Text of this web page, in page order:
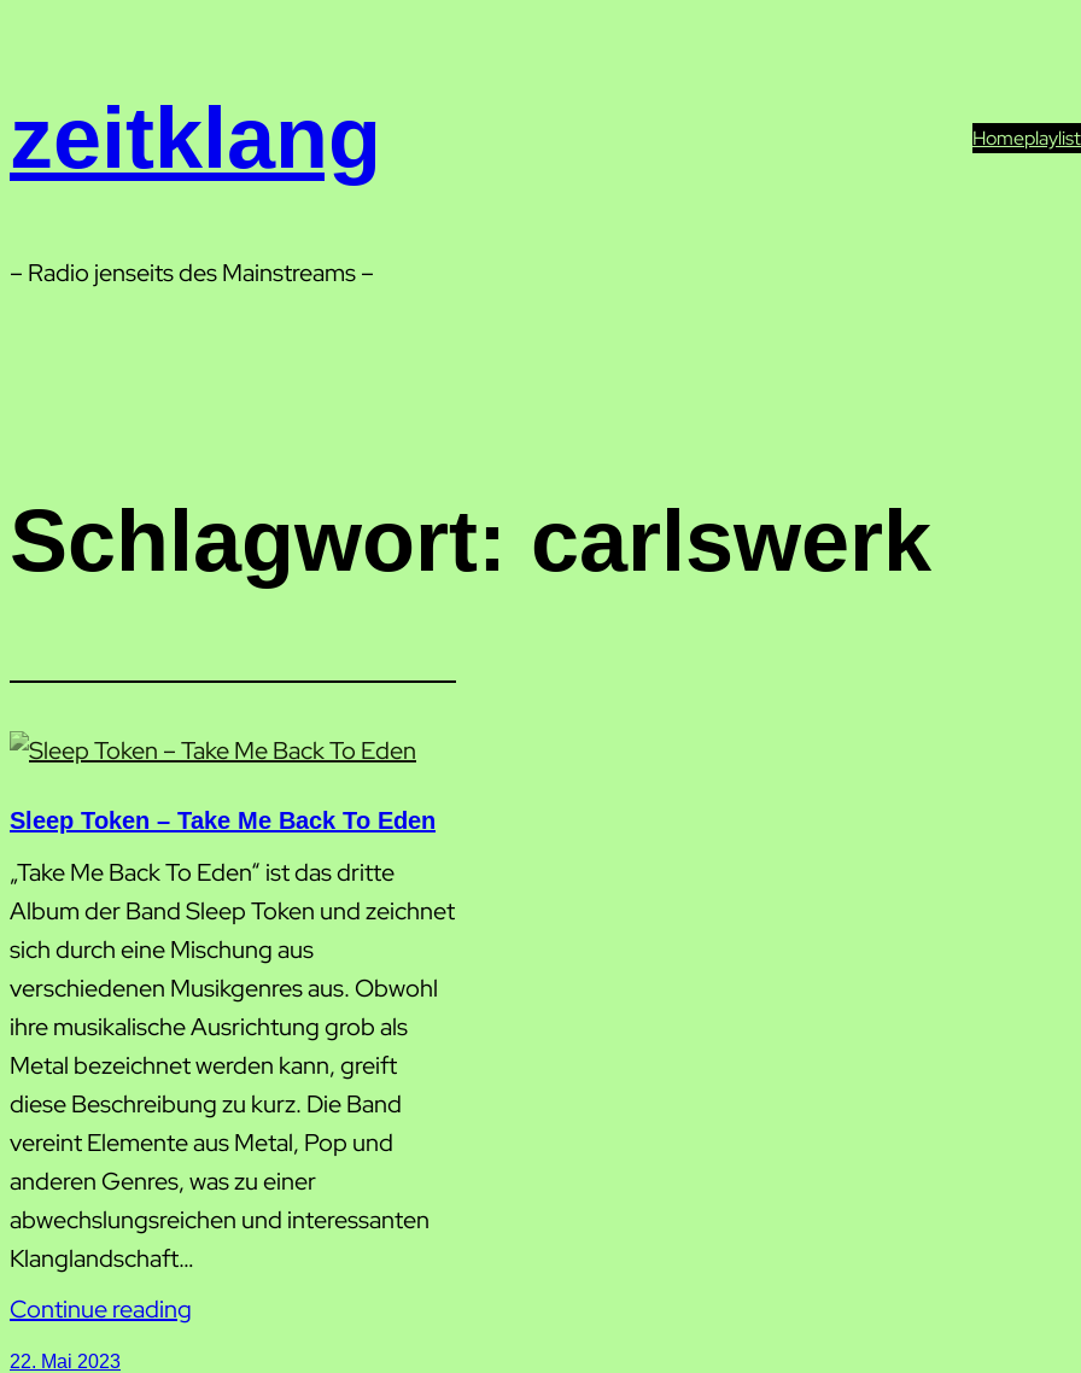
zeitklang Home
– Radio jenseits des Mainstreams –
Schlagwort: carlswerk
Sleep Token – Take Me Back To Eden
„Take Me Back To Eden“ ist das dritte
Album der Band Sleep Token und zeichnet
sich durch eine Mischung aus
verschiedenen Musikgenres aus. Obwohl
ihre musikalische Ausrichtung grob als
Metal bezeichnet werden kann, greift
diese Beschreibung zu kurz. Die Band
vereint Elemente aus Metal, Pop und
anderen Genres, was zu einer
abwechslungsreichen und interessanten
Klanglandschaft…
Continue reading
22. Mai 2023